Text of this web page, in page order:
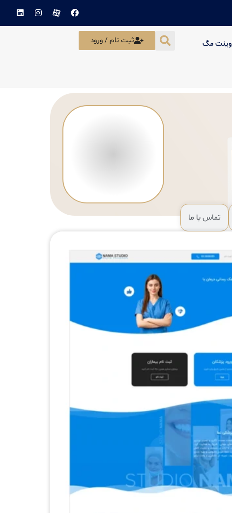
وینت مگ ثبت نام / ورود
تماس با ما